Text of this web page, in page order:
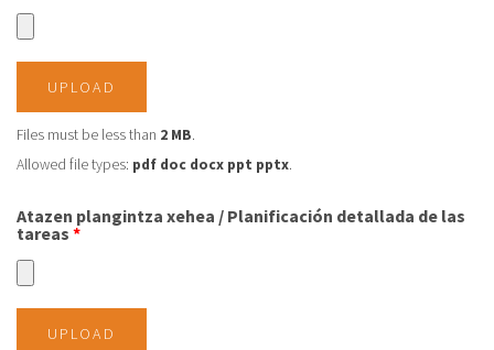
UPLOAD
Files must be less than 2 MB.
Allowed file types: pdf doc docx ppt pptx.
Atazen plangintza xehea / Planificación detallada de las
tareas *
UPLOAD